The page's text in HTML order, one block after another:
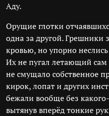
Аду.
Орущие глотки
одна за другой. Грешники
кровью, но упорно
Их не пугал летающий
не смущало собственное
кирок, лопат и других
бежали вообще без
вытянув вперёд тонкие